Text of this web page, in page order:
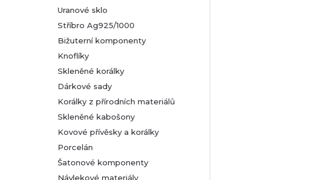
Uranové sklo
Stříbro Ag925/1000
Bižuterní komponenty
Knoflíky
Skleněné korálky
Dárkové sady
Korálky z přírodních materiálů
Skleněné kabošony
Kovové přívěsky a korálky
Porcelán
Šatonové komponenty
Návlekové materiály